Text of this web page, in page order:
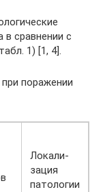
сравнении с
1) [1, 4].
поражении
Локали-
зация
патологии